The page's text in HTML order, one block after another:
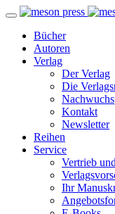
Bücher
Autoren
Verlag
Der Verlag
Die
Kontakt
Newsletter
Reihen
Service
Vertrieb
Ihr